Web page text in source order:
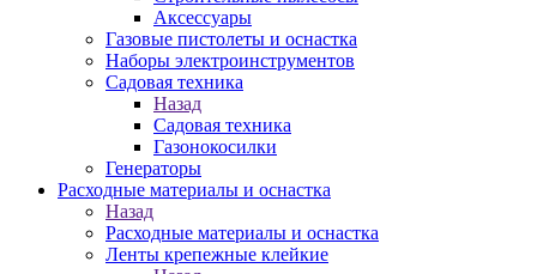
Аксессуары
Газовые пистолеты и оснастка
Наборы электроинструментов
Садовая техника
Назад
Садовая техника
Газонокосилки
Генераторы
Расходные материалы и оснастка
Назад
Расходные материалы и оснастка
Ленты крепежные клейкие